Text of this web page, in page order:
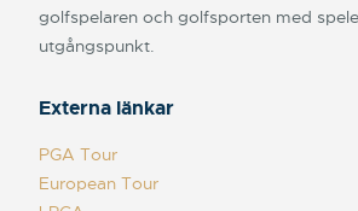
golfspelaren och golfsporten med
utgångspunkt.
Externa länkar
PGA Tour
European Tour